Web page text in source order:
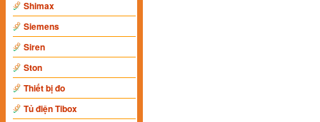
Shimax
Siemens
Siren
Ston
Thiết bị đo
Tủ điện Tibox